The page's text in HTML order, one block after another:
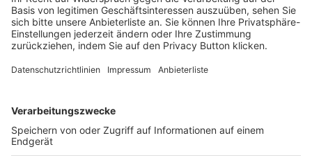
Login SpielPlus
FOLGE DEM BFV
TOP-VEREINE